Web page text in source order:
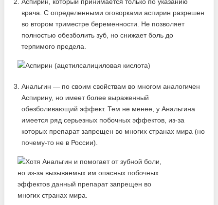
Аспирин, который принимается только по указанию
врача. С определенными оговорками аспирин разрешен
во втором триместре беременности. Не позволяет
полностью обезболить зуб, но снижает боль до
терпимого предела.
Анальгин — по своим свойствам во многом аналогичен
Аспирину, но имеет более выраженный
обезболивающий эффект. Тем не менее, у Анальгина
имеется ряд серьезных побочных эффектов, из-за
которых препарат запрещен во многих странах мира (но
почему-то не в России).